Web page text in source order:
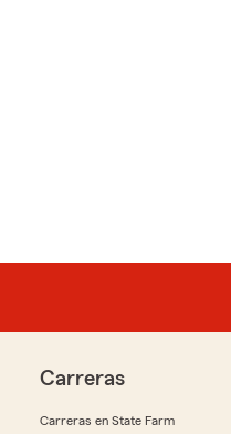
Carreras
Carreras en State Farm